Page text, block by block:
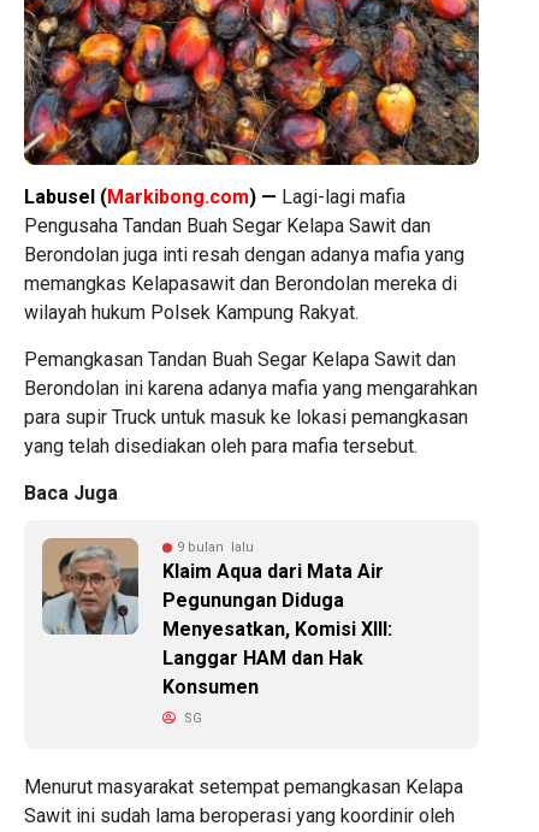
Labusel (Markibong.com) — Lagi-lagi mafia
Pengusaha Tandan Buah Segar Kelapa Sawit dan
Berondolan juga inti resah dengan adanya mafia yang
memangkas Kelapasawit dan Berondolan mereka di
wilayah hukum Polsek Kampung Rakyat.
Pemangkasan Tandan Buah Segar Kelapa Sawit dan
Berondolan ini karena adanya mafia yang mengarahkan
para supir Truck untuk masuk ke lokasi pemangkasan
yang telah disediakan oleh para mafia tersebut.
Baca Juga
9 bulan lalu
Klaim Aqua dari Mata Air
Pegunungan Diduga
Menyesatkan, Komisi XIII:
Langgar HAM dan Hak
Konsumen
SG
Menurut masyarakat setempat pemangkasan Kelapa
Sawit ini sudah lama beroperasi yang koordinir oleh